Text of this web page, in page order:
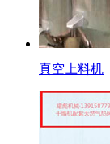
真空上料机